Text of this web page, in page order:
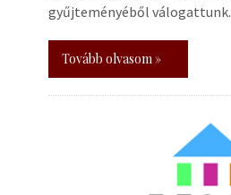
gyűjteményéből válogattunk.
Tovább olvasom »